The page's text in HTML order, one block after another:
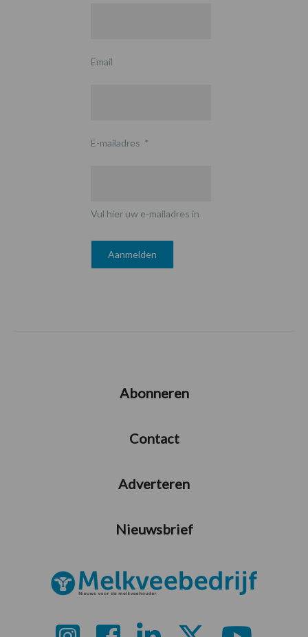
Email
E-mailadres *
Vul hier uw e-mailadres in
Abonneren
Contact
Adverteren
Nieuwsbrief